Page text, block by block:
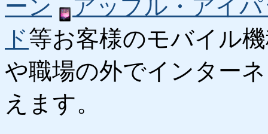
ーン
アップル・アイ
ド等お客様のモバイル
や職場の外でインター
えます。